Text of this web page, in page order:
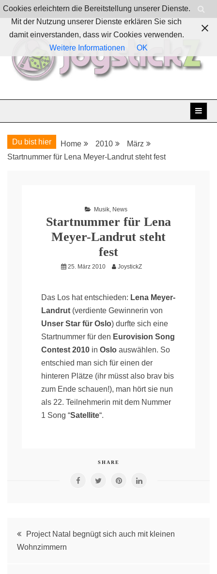
Skip
to
content
JoystickZ
Du bist hier Home 2010
März
Startnummer für Lena Meyer-Landrut steht fest
Musik, News
Startnummer für Lena
Meyer-Landrut steht
fest
25. März 2010 JoystickZ
Das Los hat entschieden: Lena Meyer-
Landrut (verdiente Gewinnerin von
Unser Star für Oslo) durfte sich eine
Startnummer für den Eurovision Song
Contest 2010 in Oslo auswählen. So
entschied man sich für einen der
hinteren Plätze (ihr müsst also brav bis
zum Ende schauen!), man hört sie nun
als 22. Teilnehmerin mit dem Nummer
1 Song “Satellite“.
SHARE
PostProject Natal begnügt sich auch mit kleinen
Wohnzimmern
Cookies erleichtern die Bereitstellung unserer Dienste.
Mit der Nutzung unserer Dienste erklären Sie sich
damit einverstanden, dass wir Cookies verwenden.
Weitere Informationen
OK